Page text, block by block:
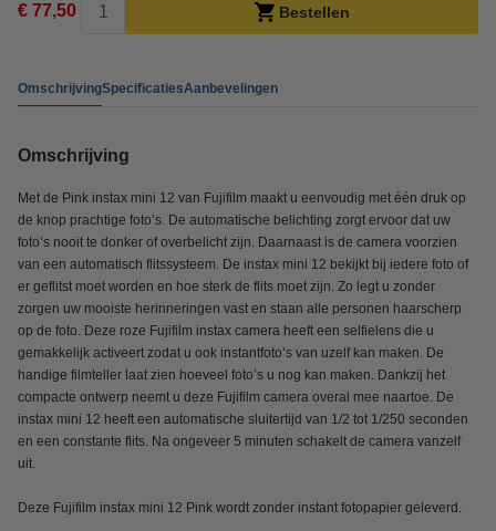
€ 77,50 Bestellen
OmschrijvingSpecificatiesAanbevelingen
Omschrijving
Met de Pink instax mini 12 van Fujifilm maakt u eenvoudig met één druk op
de knop prachtige foto’s. De automatische belichting zorgt ervoor dat uw
foto’s nooit te donker of overbelicht zijn. Daarnaast is de camera voorzien
van een automatisch flitssysteem. De instax mini 12 bekijkt bij iedere foto of
er geflitst moet worden en hoe sterk de flits moet zijn. Zo legt u zonder
zorgen uw mooiste herinneringen vast en staan alle personen haarscherp
op de foto. Deze roze Fujifilm instax camera heeft een selfielens die u
gemakkelijk activeert zodat u ook instantfoto’s van uzelf kan maken. De
handige filmteller laat zien hoeveel foto’s u nog kan maken. Dankzij het
compacte ontwerp neemt u deze Fujifilm camera overal mee naartoe. De
instax mini 12 heeft een automatische sluitertijd van 1/2 tot 1/250 seconden
en een constante flits. Na ongeveer 5 minuten schakelt de camera vanzelf
uit.
Deze Fujifilm instax mini 12 Pink wordt zonder instant fotopapier geleverd.